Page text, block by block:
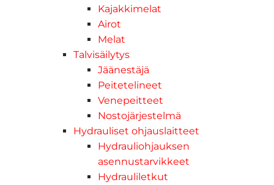
Kajakkimelat
Airot
Melat
Talvisäilytys
Jäänestäjä
Peitetelineet
Venepeitteet
Nostojärjestelmä
Hydrauliset ohjauslaitteet
Hydrauliohjauksen
asennustarvikkeet
Hydrauliletkut